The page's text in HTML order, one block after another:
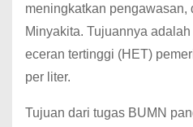
meningkatkan pengawasan,
Minyakita. Tujuannya
eceran tertinggi (HET)
per liter.
Tujuan dari tugas BUMN